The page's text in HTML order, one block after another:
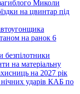
Миколи
на цвинтар під
на ранок 6
безпілотники
на матеріальну
на 2027 рік
нічних ударів КАБ по